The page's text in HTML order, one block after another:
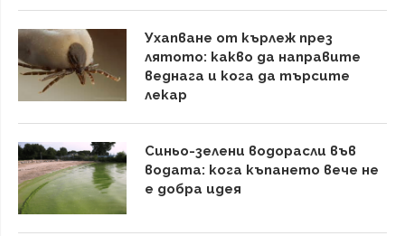
Ухапване от кърлеж през
лятото: какво да направите
веднага и кога да търсите
лекар
Синьо-зелени водорасли във
водата: кога къпането вече не
е добра идея